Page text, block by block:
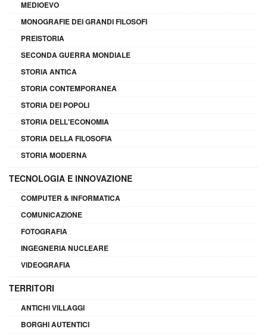
MEDIOEVO
MONOGRAFIE DEI GRANDI FILOSOFI
PREISTORIA
SECONDA GUERRA MONDIALE
STORIA ANTICA
STORIA CONTEMPORANEA
STORIA DEI POPOLI
STORIA DELL'ECONOMIA
STORIA DELLA FILOSOFIA
STORIA MODERNA
TECNOLOGIA E INNOVAZIONE
COMPUTER & INFORMATICA
COMUNICAZIONE
FOTOGRAFIA
INGEGNERIA NUCLEARE
VIDEOGRAFIA
TERRITORI
ANTICHI VILLAGGI
BORGHI AUTENTICI